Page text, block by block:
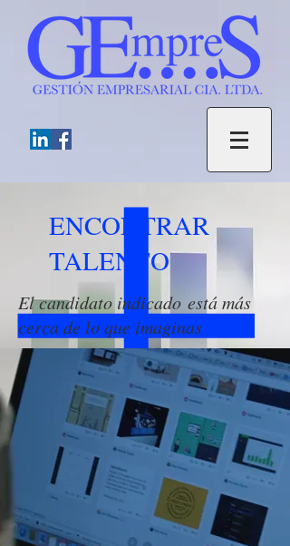
ENCONTRAR
TALENTO
El candidato indicado está más
cerca de lo que imaginas